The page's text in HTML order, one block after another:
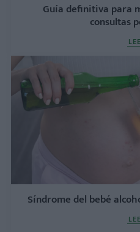
Guía definitiva para
consultas
Síndrome del bebé